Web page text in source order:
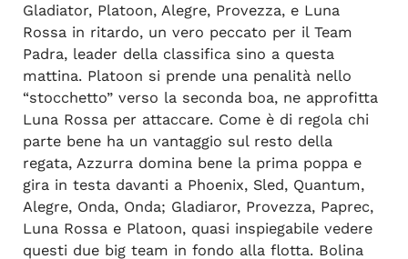
Gladiator, Platoon, Alegre, Provezza, e Luna
Rossa in ritardo, un vero peccato per il Team
Padra, leader della classifica sino a questa
mattina. Platoon si prende una penalità nello
“stocchetto” verso la seconda boa, ne approfitta
Luna Rossa per attaccare. Come è di regola chi
parte bene ha un vantaggio sul resto della
regata, Azzurra domina bene la prima poppa e
gira in testa davanti a Phoenix, Sled, Quantum,
Alegre, Onda, Onda; Gladiaror, Provezza, Paprec,
Luna Rossa e Platoon, quasi inspiegabile vedere
questi due big team in fondo alla flotta. Bolina